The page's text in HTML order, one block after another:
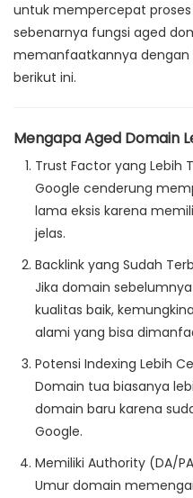
untuk mempercepat proses
sebenarnya fungsi aged
memanfaatkannya dengan
berikut ini.
Mengapa Aged Domain
Trust Factor yang Lebih
Google cenderung
lama eksis karena
jelas.
Backlink yang Sudah
Jika domain
kualitas baik,
alami yang bisa
Potensi Indexing Lebih
Domain tua biasanya
domain baru karena
Google.
Memiliki Authority (DA/
Umur domain